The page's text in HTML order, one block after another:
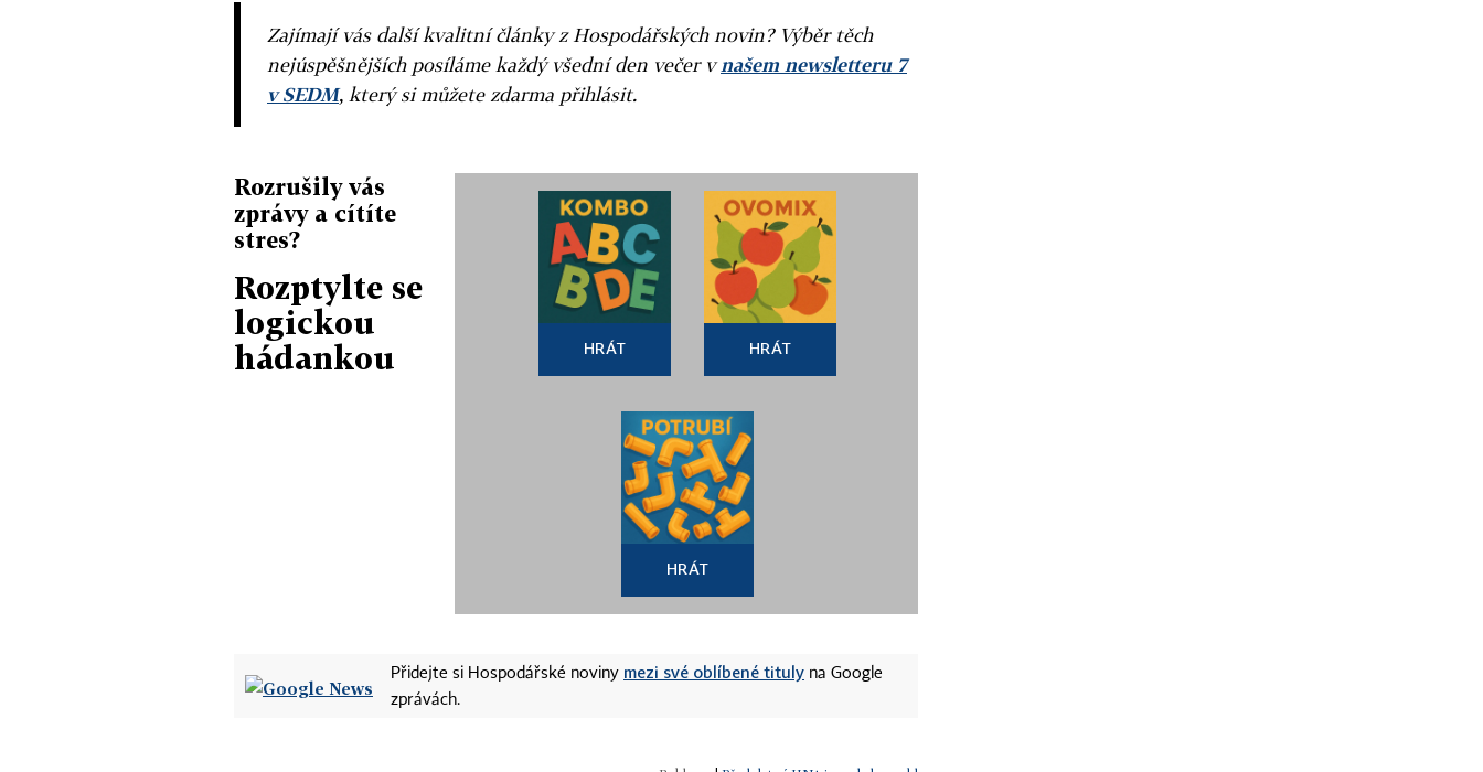
Zajímají vás další kvalitní články z Hospodářských novin? Výběr těch
nejúspěšnějších posíláme každý všední den večer vnašem newsletteru 7
v SEDM, který si můžete zdarma přihlásit.
Rozrušily vás
zprávy a cítíte
stres?
Rozptylte se
logickou
hádankou
HRÁT HRÁT
HRÁT
Přidejte si Hospodářské noviny mezi své oblíbené tituly na Google
zprávách.